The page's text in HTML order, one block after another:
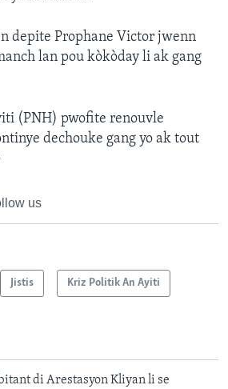
depite Prophane Victor jwenn
lan pou kòkòday li ak gang
(PNH) pwofite renouvle
dechouke gang yo ak tout
us
Jistis Kriz Politik An Ayiti
di Arestasyon Kliyan li se